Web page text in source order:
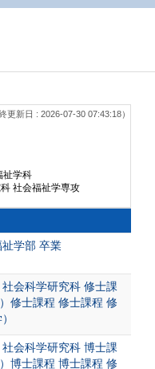
終更新日 : 2026-07-30 07:43:18）
祉学科
社会福祉学専攻
学部 卒業
会科学研究科 修士課
修士課程 修士課程 修
会科学研究科 博士課
博士課程 博士課程 修